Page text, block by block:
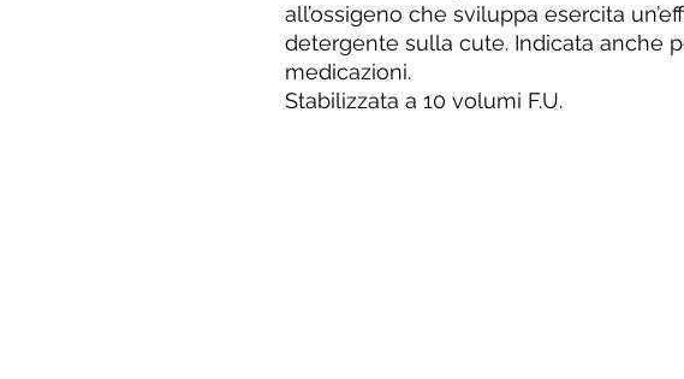
all’ossigeno che sviluppa esercita
detergente sulla cute. Indicata anche
medicazioni.
Stabilizzata a 10 volumi F.U.